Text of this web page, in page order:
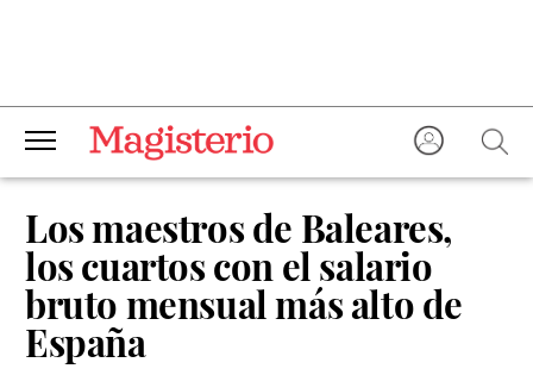
Los maestros de Baleares,
los cuartos con el salario
bruto mensual más alto de
España